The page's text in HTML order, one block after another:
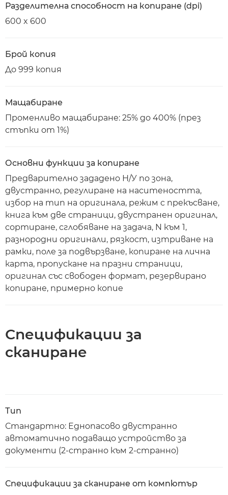
Разделителна способност на копиране (dpi)
600 x 600
Брой копия
До 999 копия
Мащабиране
Променливо мащабиране: 25% до 400% (през
стъпки от 1%)
Основни функции за копиране
Предварително зададено Н/У по зона,
двустранно, регулиране на наситеността,
избор на тип на оригинала, режим с прекъсване,
книга към две страници, двустранен оригинал,
сортиране, сглобяване на задача, N към 1,
разнородни оригинали, рязкост, изтриване на
рамки, поле за подвързване, копиране на лична
карта, пропускане на празни страници,
оригинал със свободен формат, резервирано
копиране, примерно копие
Спецификации за
сканиране
Тип
Стандартно: Еднопасово двустранно
автоматично подаващо устройство за
документи (2-странно към 2-странно)
Спецификации за сканиране от компютър